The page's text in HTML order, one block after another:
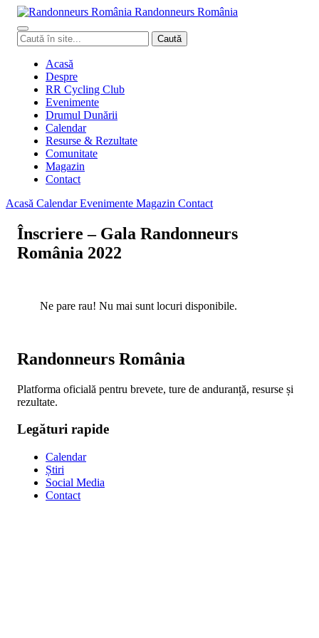
Randonneurs România
Caută
în
Caută
Acasă
Despre
RR Cycling Club
Evenimente
Drumul Dunării
Calendar
Resurse & Rezultate
Comunitate
Magazin
Contact
Acasă CalendarEvenimente Magazin Contact
Înscriere – Gala Randonneurs
România 2022
Ne pare rau! Nu mai sunt locuri disponibile.
Randonneurs România
Platforma oficială pentru brevete, ture de anduranță, resurse și
rezultate.
Legături rapide
Calendar
Știri
Social Media
Contact